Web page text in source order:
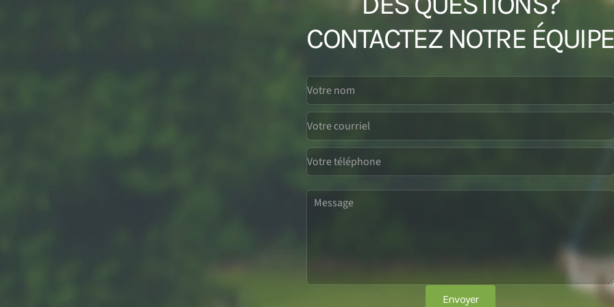
CONTACTEZ NOTRE ÉQUIPE
Envoyer